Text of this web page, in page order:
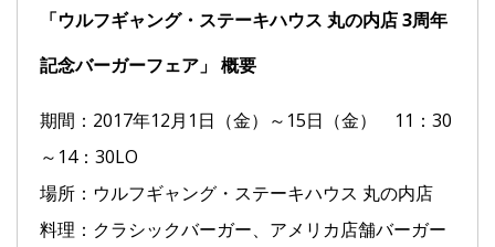
「ウルフギャング・ステーキハウス 丸の内店 3周年
記念バーガーフェア」 概要
期間：2017年12月1日（金）～15日（金） 11：30
～14：30LO
場所：ウルフギャング・ステーキハウス 丸の内店
料理：クラシックバーガー、アメリカ店舗バーガー